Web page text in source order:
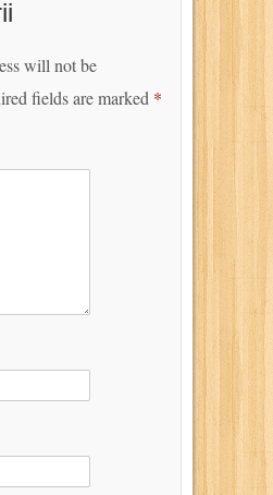
will not be
fields are marked *